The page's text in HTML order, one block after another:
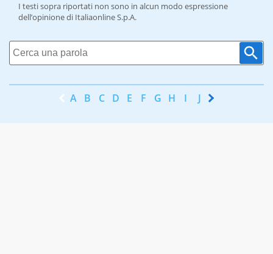
I testi sopra riportati non sono in alcun modo espressione
dell’opinione di Italiaonline S.p.A.
A B C D E F G H I J K